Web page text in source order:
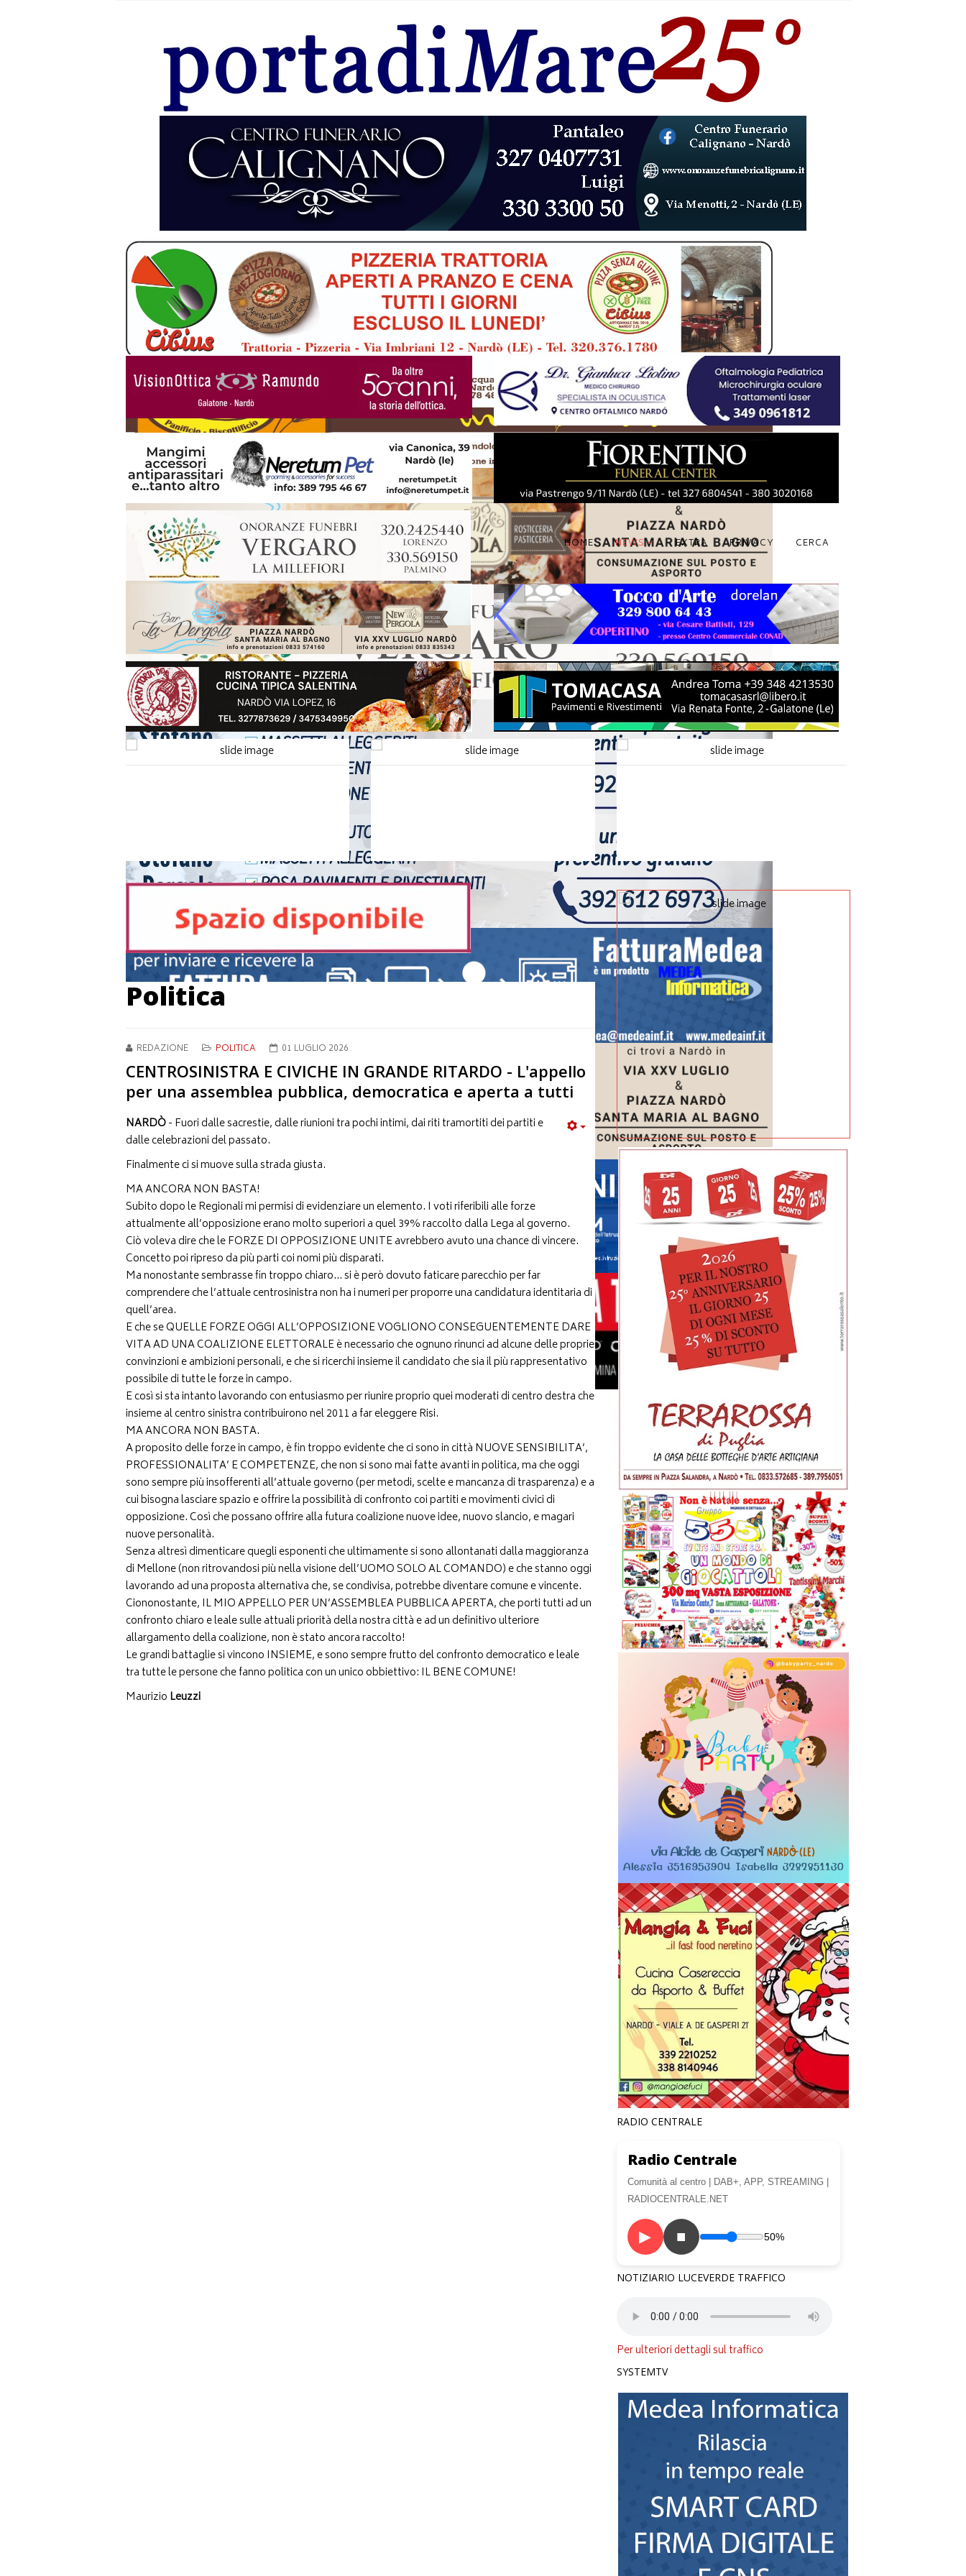
HOME NEWS EXTRA PRIVACY CERCA
Politica
REDAZIONE POLITICA 01 LUGLIO 2026
CENTROSINISTRA E CIVICHE IN GRANDE RITARDO - L'appello
per una assemblea pubblica, democratica e aperta a tutti
NARDÒ- Fuori dalle sacrestie, dalle riunioni tra pochi intimi, dai riti tramortiti dei partiti e
dalle celebrazioni del passato.
Finalmente ci si muove sulla strada giusta.
MA ANCORA NON BASTA!
Subito dopo le Regionali mi permisi di evidenziare un elemento. I voti riferibili alle forze
attualmente all’opposizione erano molto superiori a quel 39% raccolto dalla Lega al governo.
Ciò voleva dire che le FORZE DI OPPOSIZIONE UNITE avrebbero avuto una chance di vincere.
Concetto poi ripreso da più parti coi nomi più disparati.
Ma nonostante sembrasse fin troppo chiaro… si è però dovuto faticare parecchio per far
comprendere che l’attuale centrosinistra non ha i numeri per proporre una candidatura identitaria di
quell’area.
E che se QUELLE FORZE OGGI ALL’OPPOSIZIONE VOGLIONO CONSEGUENTEMENTE DARE
VITA AD UNA COALIZIONE ELETTORALE è necessario che ognuno rinunci ad alcune delle proprie
convinzioni e ambizioni personali, e che si ricerchi insieme il candidato che sia il più rappresentativo
possibile di tutte le forze in campo.
E così si sta intanto lavorando con entusiasmo per riunire proprio quei moderati di centro destra che
insieme al centro sinistra contribuirono nel 2011 a far eleggere Risi.
MA ANCORA NON BASTA.
A proposito delle forze in campo, è fin troppo evidente che ci sono in città NUOVE SENSIBILITA’,
PROFESSIONALITA’ E COMPETENZE, che non si sono mai fatte avanti in politica, ma che oggi
sono sempre più insofferenti all’attuale governo (per metodi, scelte e mancanza di trasparenza) e a
cui bisogna lasciare spazio e offrire la possibilità di confronto coi partiti e movimenti civici di
opposizione. Così che possano offrire alla futura coalizione nuove idee, nuovo slancio, e magari
nuove personalità.
Senza altresì dimenticare quegli esponenti che ultimamente si sono allontanati dalla maggioranza
di Mellone (non ritrovandosi più nella visione dell’UOMO SOLO AL COMANDO) e che stanno oggi
lavorando ad una proposta alternativa che, se condivisa, potrebbe diventare comune e vincente.
Ciononostante, IL MIO APPELLO PER UN’ASSEMBLEA PUBBLICA APERTA, che porti tutti ad un
confronto chiaro e leale sulle attuali priorità della nostra città e ad un definitivo ulteriore
allargamento della coalizione, non è stato ancora raccolto!
Le grandi battaglie si vincono INSIEME, e sono sempre frutto del confronto democratico e leale
tra tutte le persone che fanno politica con un unico obbiettivo: IL BENE COMUNE!
Maurizio Leuzzi
RADIO CENTRALE
Radio Centrale
Comunità al centro | DAB+, APP, STREAMING |
RADIOCENTRALE.NET
▶ ■ 50%
NOTIZIARIO LUCEVERDE TRAFFICO
Per ulteriori dettagli sul traffico
SYSTEMTV